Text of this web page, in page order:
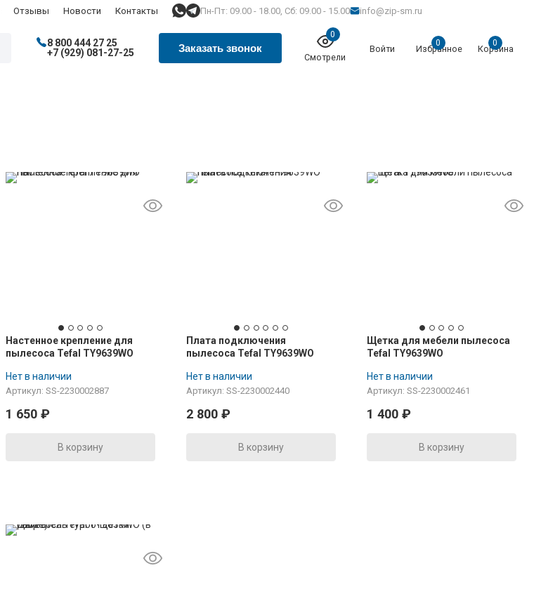
Отзывы Новости Контакты Пн-Пт: 09.00 - 18.00, Сб: 09.00 - 15.00 info@zip-sm.ru
8 800 444 27 25
+7 (929) 081-27-25
Заказать звонок
0
Смотрели
Войти
0
Избранное
0
Корзина
Настенное крепление для
пылесоса Tefal TY9639WO
Нет в наличии
Артикул: SS-2230002887
1 650 ₽
В корзину
Плата подключения
пылесоса Tefal TY9639WO
Нет в наличии
Артикул: SS-2230002440
2 800 ₽
В корзину
Щетка для мебели пылесоса
Tefal TY9639WO
Нет в наличии
Артикул: SS-2230002461
1 400 ₽
В корзину